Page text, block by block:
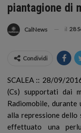
piantagione di
CalNews il 28
Condividi
SCALEA :: 28/09/
(Cs) supportati dai
Radiomobile,
alla repressione dello
effettuato una